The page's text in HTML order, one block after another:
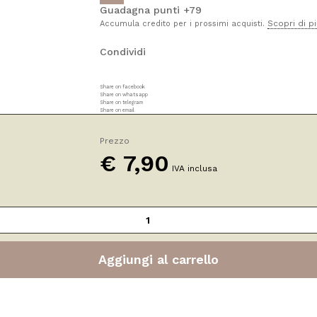
Guadagna punti +79
Accumula credito per i prossimi acquisti. Scopri di
Condividi
Share on facebook
Share on whatsapp
Share on telegram
Share on email
Prezzo
€ 7,90 IVA inclusa
Aggiungi al carrello